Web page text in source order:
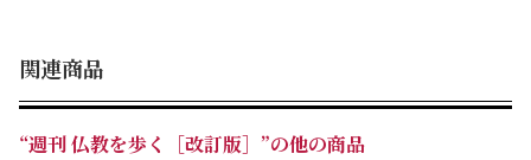
関連商品
“週刊 仏教を歩く［改訂版］”の他の商品